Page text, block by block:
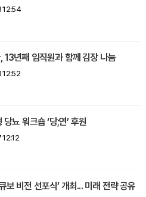
12:54
13년째 임직원과 함께 김장 나눔
12:52
당뇨 워크숍 ‘당;연’ 후원
12:12
보 비전 선포식’ 개최... 미래 전략 공유